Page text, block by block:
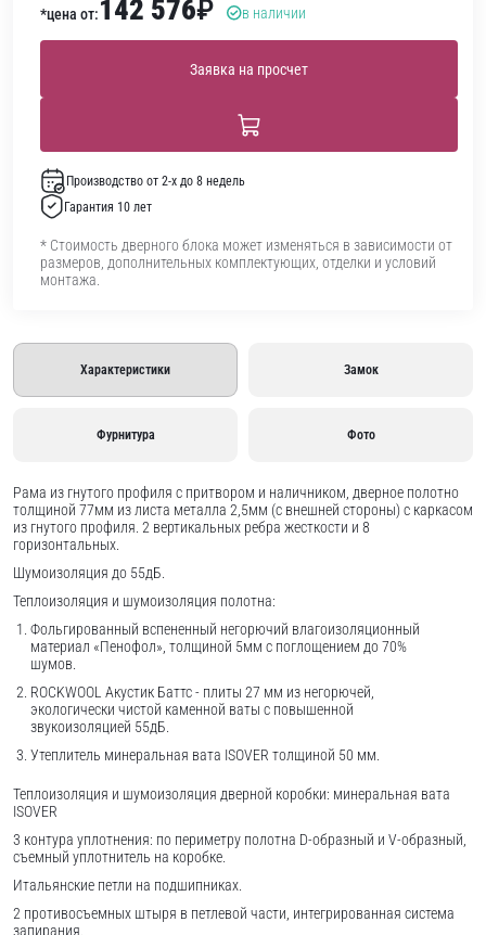
*цена от:142 576₽ в наличии
Заявка на просчет
Производство от 2-х до 8 недель
Гарантия 10 лет
* Стоимость дверного блока может изменяться в зависимости от
размеров, дополнительных комплектующих, отделки и условий
монтажа.
Характеристики Замок
Фурнитура Фото
Рама из гнутого профиля с притвором и наличником, дверное полотно
толщиной 77мм из листа металла 2,5мм (с внешней стороны) c каркасом
из гнутого профиля. 2 вертикальных ребра жесткости и 8
горизонтальных.
Шумоизоляция до 55дБ.
Теплоизоляция и шумоизоляция полотна:
Фольгированный вспененный негорючий влагоизоляционный
материал «Пенофол», толщиной 5мм с поглощением до 70%
шумов.
ROCKWOOL Акустик Баттс - плиты 27 мм из негорючей,
экологически чистой каменной ваты с повышенной
звукоизоляцией 55дБ.
Утеплитель минеральная вата ISOVER толщиной 50 мм.
Теплоизоляция и шумоизоляция дверной коробки: минеральная вата
ISOVER
3 контура уплотнения: по периметру полотна D-образный и V-образный,
съемный уплотнитель на коробке.
Итальянские петли на подшипниках.
2 противосъемных штыря в петлевой части, интегрированная система
запирания.